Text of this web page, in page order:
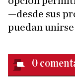
—desde sus
puedan
0